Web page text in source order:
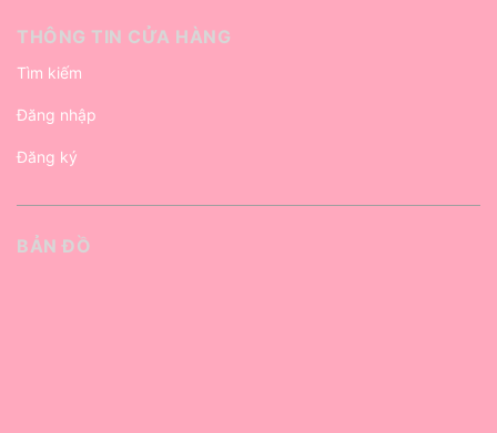
THÔNG TIN CỬA HÀNG
Tìm kiếm
Đăng nhập
Đăng ký
BẢN ĐỒ